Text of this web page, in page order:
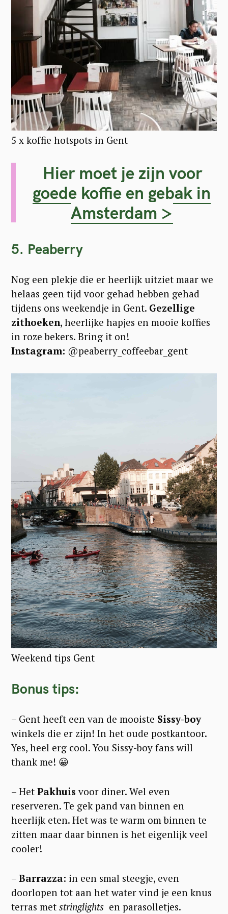
5 x koffie hotspots in Gent
Hier moet je zijn voor
goede koffie en gebak in
Amsterdam >
5. Peaberry
Nog een plekje die er heerlijk uitziet maar we
helaas geen tijd voor gehad hebben gehad
tijdens ons weekendje in Gent. Gezellige
zithoeken, heerlijke hapjes en mooie koffies
in roze bekers. Bring it on!
Instagram: @peaberry_coffeebar_gent
Weekend tips Gent
Bonus tips:
– Gent heeft een van de mooiste Sissy-boy
winkels die er zijn! In het oude postkantoor.
Yes, heel erg cool. You Sissy-boy fans will
thank me! 😀
– Het Pakhuis voor diner. Wel even
reserveren. Te gek pand van binnen en
heerlijk eten. Het was te warm om binnen te
zitten maar daar binnen is het eigenlijk veel
cooler!
– Barrazza: in een smal steegje, even
doorlopen tot aan het water vind je een knus
terras met stringlights en parasolletjes.